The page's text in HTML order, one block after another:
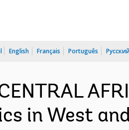
English Français Português
in West